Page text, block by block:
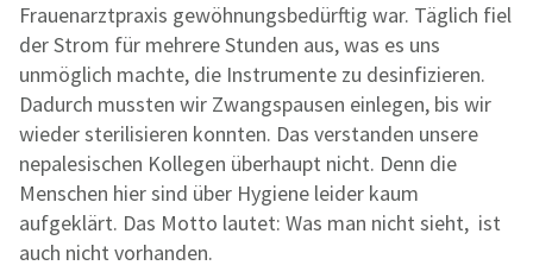
Frauenarztpraxis gewöhnungsbedürftig war. Täglich fiel
der Strom für mehrere Stunden aus, was es uns
unmöglich machte, die Instrumente zu desinfizieren.
Dadurch mussten wir Zwangspausen einlegen, bis wir
wieder sterilisieren konnten. Das verstanden unsere
nepalesischen Kollegen überhaupt nicht. Denn die
Menschen hier sind über Hygiene leider kaum
aufgeklärt. Das Motto lautet: Was man nicht sieht, ist
auch nicht vorhanden.